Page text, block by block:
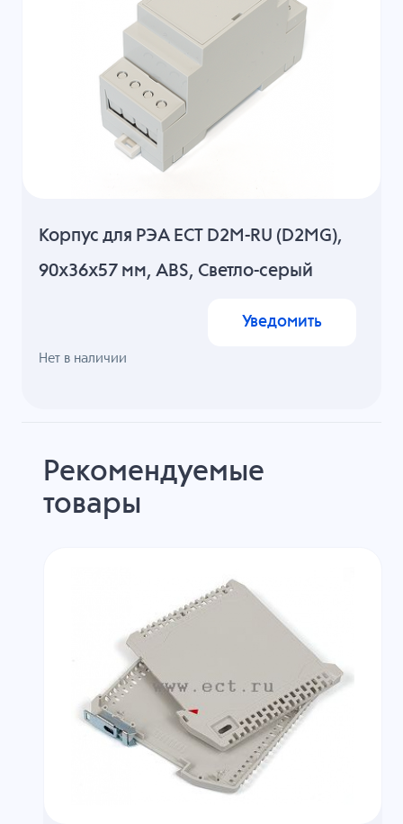
Корпус для РЭА ECT D2M-RU (D2MG),
90x36x57 мм, ABS, Светло-серый
Нет в наличии
Уведомить
Рекомендуемые
товары